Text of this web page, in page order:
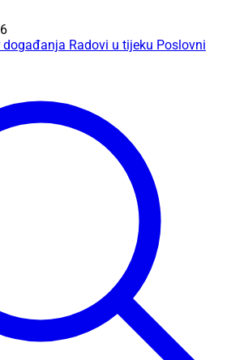
događanja Radovi u tijeku Poslovni